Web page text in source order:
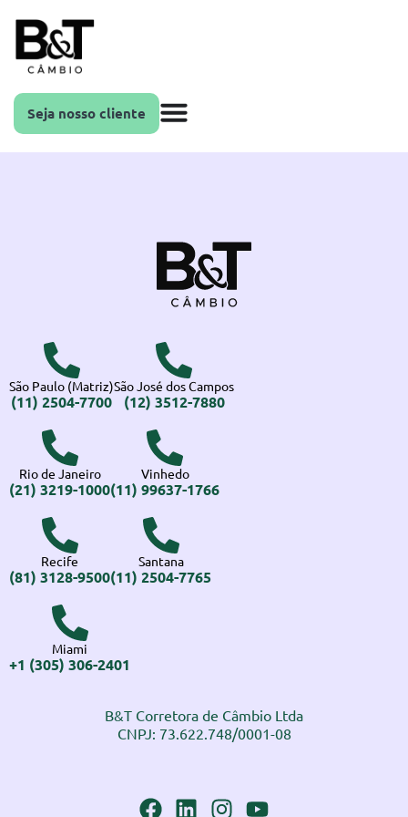
Seja nosso cliente
São Paulo (Matriz)
(11) 2504-7700
São José dos Campos
(12) 3512-7880
Rio de Janeiro
(21) 3219-1000
Vinhedo
(11) 99637-1766
Recife
(81) 3128-9500
Santana
(11) 2504-7765
Miami
+1 (305) 306-2401
B&T Corretora de Câmbio Ltda
CNPJ: 73.622.748/0001-08